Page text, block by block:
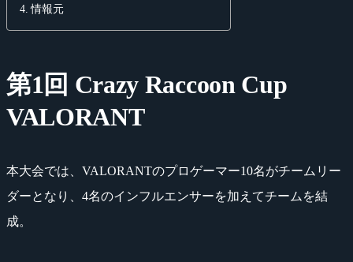
情報元
第1回 Crazy Raccoon Cup
VALORANT
本大会では、VALORANTのプロゲーマー10名がチームリー
ダーとなり、4名のインフルエンサーを加えてチームを結
成。